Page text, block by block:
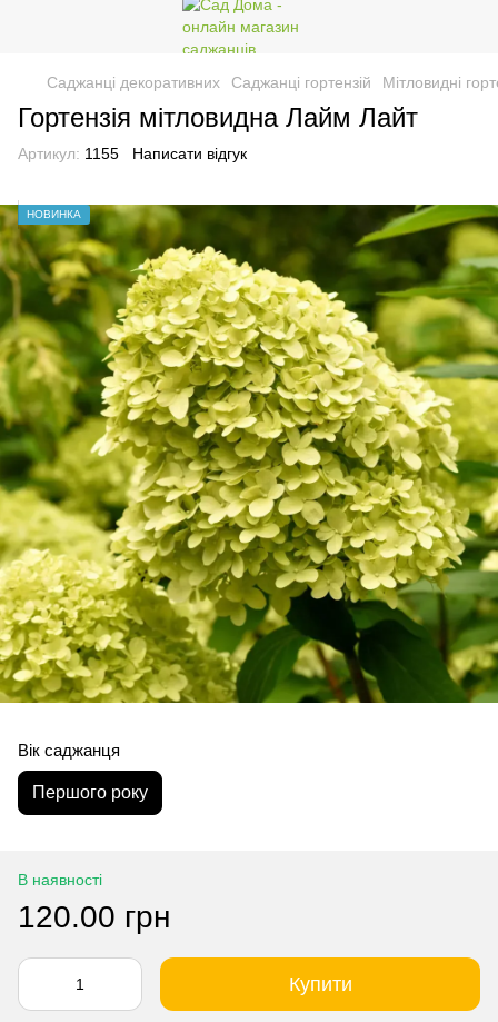
Саджанці декоративних Саджанці гортензій Мітловидні
Гортензія мітловидна Лайм Лайт
Артикул: 1155 Написати відгук
НОВИНКА
Вік саджанця
Першого року
В наявності
120.00 грн
Купити